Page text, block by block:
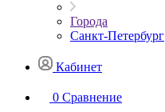
Города
Санкт-Петербург
Кабинет
0 Сравнение